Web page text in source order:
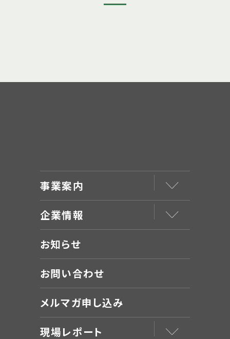
事業案内
企業情報
お知らせ
お問い合わせ
メルマガ申し込み
現場レポート